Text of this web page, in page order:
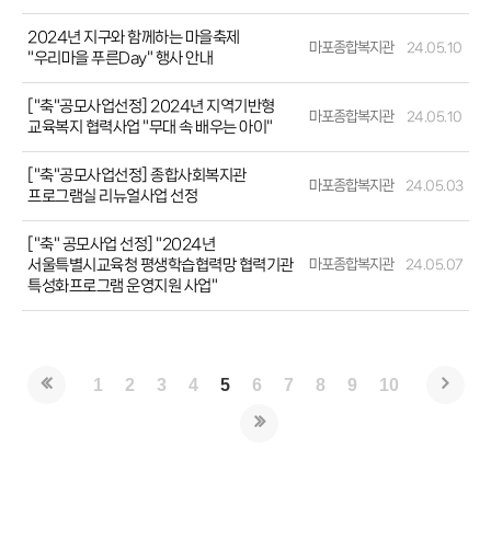
2024년 지구와 함께하는 마을축제
"우리마을 푸른Day" 행사 안내
마포종합복지관 24.05.10
["축"공모사업선정] 2024년 지역기반형
교육복지 협력사업 "무대 속 배우는 아이"
마포종합복지관 24.05.10
["축"공모사업선정] 종합사회복지관
프로그램실 리뉴얼사업 선정
마포종합복지관 24.05.03
["축" 공모사업 선정] "2024년
서울특별시교육청 평생학습협력망 협력기관
특성화프로그램 운영지원 사업"
마포종합복지관 24.05.07
1 2 3 4 5 6 7 8 9 10